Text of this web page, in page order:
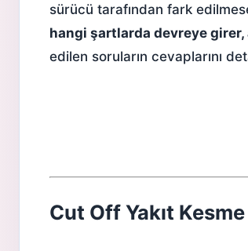
sürücü tarafından fark
hangi şartlarda devreye girer,
edilen soruların cevaplarını
Cut Off Yakıt